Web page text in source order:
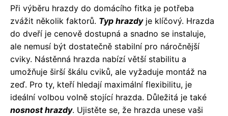
Při výběru hrazdy do domácího fitka je potřeba
zvážit několik faktorů. Typ hrazdyje klíčový. Hrazda
do dveří je cenově dostupná a snadno se instaluje,
ale nemusí být dostatečně stabilní pro náročnější
cviky. Nástěnná hrazda nabízí větší stabilitu a
umožňuje širší škálu cviků, ale vyžaduje montáž na
zeď. Pro ty, kteří hledají maximální flexibilitu, je
ideální volbou volně stojící hrazda. Důležitá je také
nosnost hrazdy. Ujistěte se, že hrazda unese vaši